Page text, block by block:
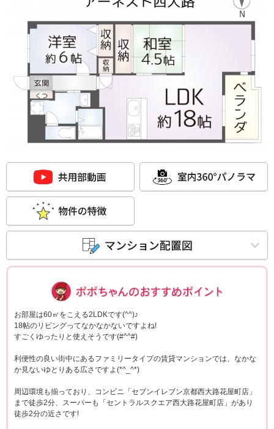
お部屋は60㎡をこえる2LDKです(^^)♪
18帖のリビングってなかなかないですよね!
すごくゆったりと使えそうです(#^^#)
利便性の良い街中にあるファミリータイプの賃貸マンションでは、なかな
か見ないゆとりある広さですよ(*^_^*)
周辺環境も揃っており、コンビニ「セブンイレブン京都西大路花屋町店」
まで徒歩2分、スーパーも「セントラルスクエア西大路花屋町店」があり
徒歩2分の近さです!